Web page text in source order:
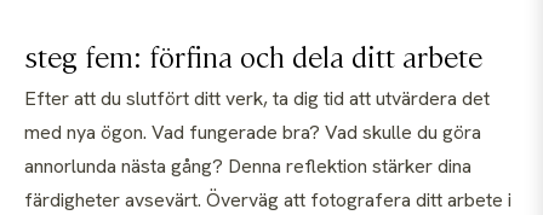
steg fem: förfina och dela ditt arbete
Efter att du slutfört ditt verk, ta dig tid att utvärdera det
med nya ögon. Vad fungerade bra? Vad skulle du göra
annorlunda nästa gång? Denna reflektion stärker dina
färdigheter avsevärt. Överväg att fotografera ditt arbete i